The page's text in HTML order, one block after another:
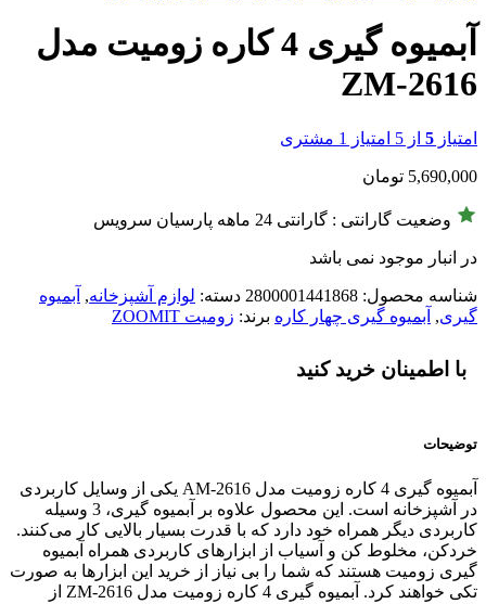
آبمیوه گیری 4 کاره زومیت مدل
ZM-2616
امتیاز 5 از 5 امتیاز 1 مشتری
5,690,000 تومان
وضعیت گارانتی : گارانتی 24 ماهه پارسیان سرویس
در انبار موجود نمی باشد
شناسه محصول: 2800001441868 دسته: لوازم آشپزخانه, آبمیوه
گیری, آبمیوه گیری چهار کاره برند: زومیت ZOOMIT
با اطمینان خرید کنید
توضیحات
آبمیوه گیری 4 کاره زومیت مدل AM-2616 یکی از وسایل کاربردی
در آشپزخانه است. این محصول علاوه بر آبمیوه گیری، 3 وسیله
کاربردی دیگر همراه خود دارد که با قدرت بسیار بالایی کار می‌کنند.
خردکن، مخلوط کن و آسیاب از ابزارهای کاربردی همراه آبمیوه
گیری زومیت هستند که شما را بی نیاز از خرید این ابزارها به صورت
تکی خواهند کرد. آبمیوه گیری 4 کاره زومیت مدل ZM-2616 از